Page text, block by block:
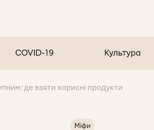
COVID-19 Культура
де взяти корисні продукти
Міфи